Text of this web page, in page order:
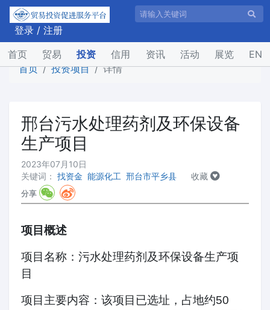
登录 / 注册
首页(current)
贸易 投资 信用 资讯 活动 展览
EN
首页
投资项目 详情
邢台污水处理药剂及环保设备
生产项目
2023年07月10日
关键词： 找资金 能源化工 邢台市平乡县 收藏
分享
项目概述
项目名称：污水处理药剂及环保设备生产项
目
项目主要内容：该项目已选址，占地约50